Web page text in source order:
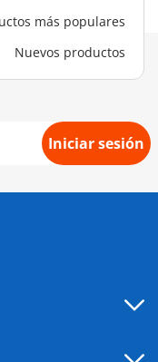
más populares
Nuevos productos
los
Iniciar sesión